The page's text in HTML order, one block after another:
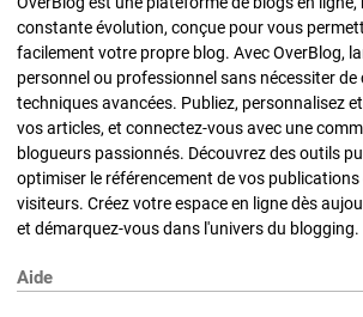
constante évolution, conçue pour vous
facilement votre propre blog. Avec OverBlog,
personnel ou professionnel sans nécessiter de
techniques avancées. Publiez, personnalisez
vos articles, et connectez-vous avec une
blogueurs passionnés. Découvrez des outils
optimiser le référencement de vos
visiteurs. Créez votre espace en ligne dès
et démarquez-vous dans l'univers du blogging.
Aide